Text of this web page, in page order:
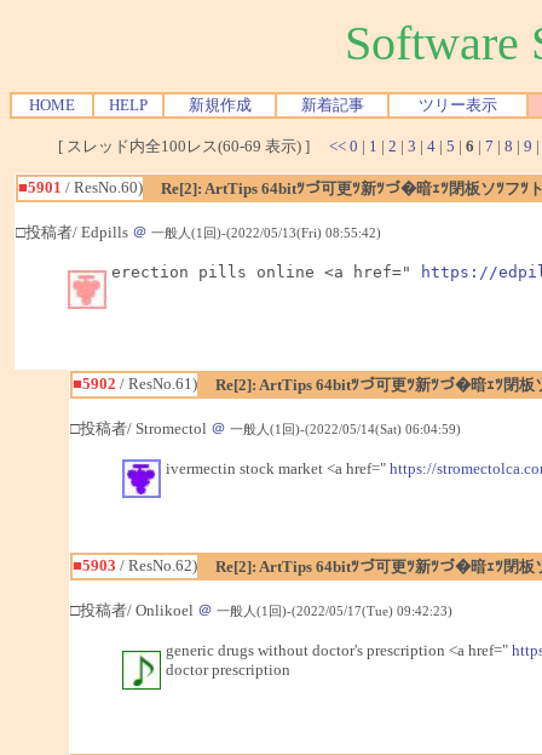
Software
HOME HELP 新規作成 新着記事 ツリー表示
[ スレッド内全100レス(60-69 表示) ] << 0 | 1 | 2 | 3 | 4 | 5 | 6 | 7 | 8 | 9 |
■5901 / ResNo.60) Re[2]: ArtTips 64bitﾂづ可更ﾂ新ﾂづ�暗ｪﾂ閉板ソﾂフﾂ
□投稿者/ Edpills ＠ 一般人(1回)-(2022/05/13(Fri) 08:55:42)
erection pills online <a href=" https://
■5902 / ResNo.61) Re[2]: ArtTips 64bitﾂづ可更ﾂ新ﾂづ�暗ｪﾂ閉
□投稿者/ Stromectol ＠ 一般人(1回)-(2022/05/14(Sat) 06:04:59)
ivermectin stock market <a href=" https://
■5903 / ResNo.62) Re[2]: ArtTips 64bitﾂづ可更ﾂ新ﾂづ�暗ｪﾂ閉
□投稿者/ Onlikoel ＠ 一般人(1回)-(2022/05/17(Tue) 09:42:23)
generic drugs without doctor's prescription <a href="
doctor prescription